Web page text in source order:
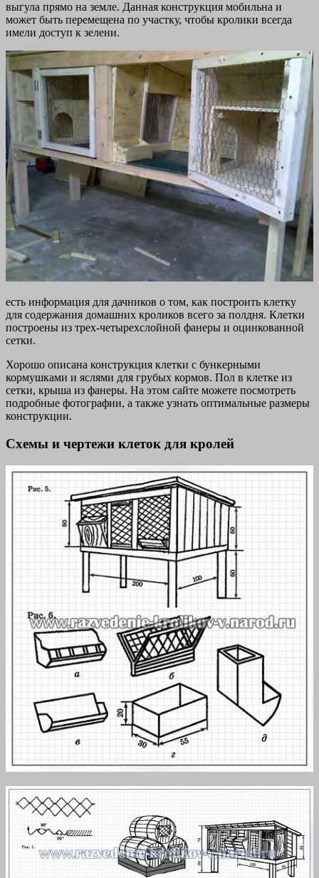
выгула прямо на земле. Данная конструкция мобильна и
может быть перемещена по участку, чтобы кролики всегда
имели доступ к зелени.
есть информация для дачников о том, как построить клетку
для содержания домашних кроликов всего за полдня. Клетки
построены из трех-четырехслойной фанеры и оцинкованной
сетки.
Хорошо описана конструкция клетки с бункерными
кормушками и яслями для грубых кормов. Пол в клетке из
сетки, крыша из фанеры. На этом сайте можете посмотреть
подробные фотографии, а также узнать оптимальные размеры
конструкции.
Схемы и чертежи клеток для кролей